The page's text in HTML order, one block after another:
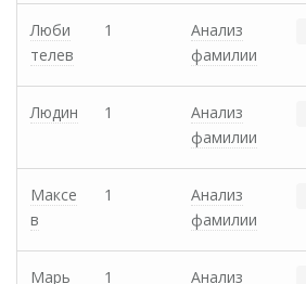
Люби
телев
1
Анализ
фамилии
Людин 1
Анализ
фамилии
Максе
в
1
Анализ
фамилии
Марь
1
Анализ